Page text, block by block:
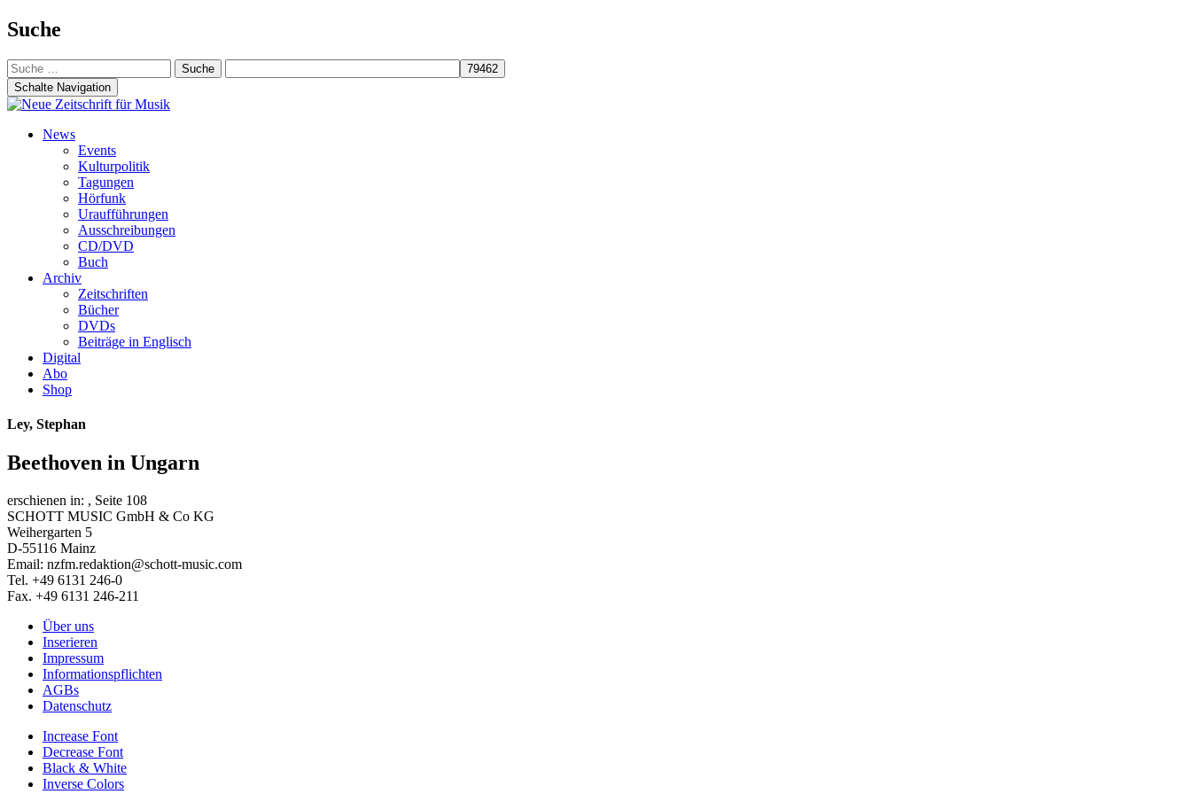
Suche
Suche
nach:
Schalte Navigation
Zum
News
Events
Kulturpolitik
Tagungen
Hörfunk
Uraufführungen
Ausschreibungen
CD/DVD
Buch
Archiv
Zeitschriften
Bücher
DVDs
Beiträge in Englisch
Digital
Abo
Shop
Ley, Stephan
Beethoven in Ungarn
erschienen in: , Seite 108
SCHOTT MUSIC GmbH & Co KG
Weihergarten 5
D-55116 Mainz
Email: nzfm.redaktion@schott-music.com
Tel. +49 6131 246-0
Fax. +49 6131 246-211
Über uns
Inserieren
Impressum
Informationspflichten
AGBs
Datenschutz
Increase Font
Decrease Font
Black & White
Inverse Colors